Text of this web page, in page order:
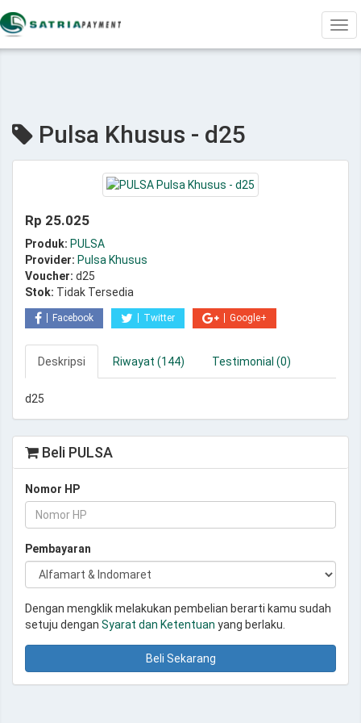
Pulsa Khusus - d25
Rp 25.025
Produk: PULSA
Provider: Pulsa Khusus
Voucher: d25
Stok: Tidak Tersedia
Facebook Twitter Google+
Deskripsi Riwayat (144) Testimonial (0)
d25
Beli PULSA
Nomor HP
Pembayaran
Dengan mengklik melakukan pembelian berarti kamu sudah
setuju dengan Syarat dan Ketentuan yang berlaku.
Beli Sekarang